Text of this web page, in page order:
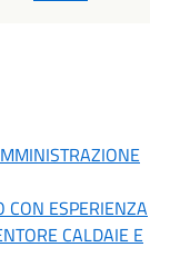
ESPERIENZA
CALDAIE E